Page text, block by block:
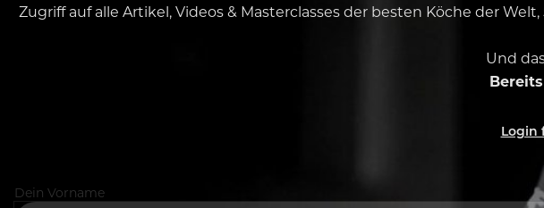
Zugriff auf alle Artikel, Videos & Masterclasses der besten Köche der
Und
Login
Dein Vorname